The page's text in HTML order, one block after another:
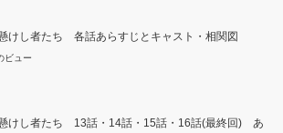
けし者たち 各話あらすじとキャスト・相関図
ビュー
けし者たち 13話・14話・15話・16話(最終回) あ